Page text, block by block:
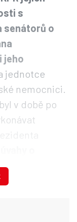
s
senátorů o
jeho
jednotce
nemocnici.
v době po
další